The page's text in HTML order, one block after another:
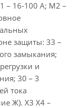
– 16-100 А; М2 –
защиты: 33 –
замыкания;
и
30 – 3
тока
Ж). Х3 Х4 –